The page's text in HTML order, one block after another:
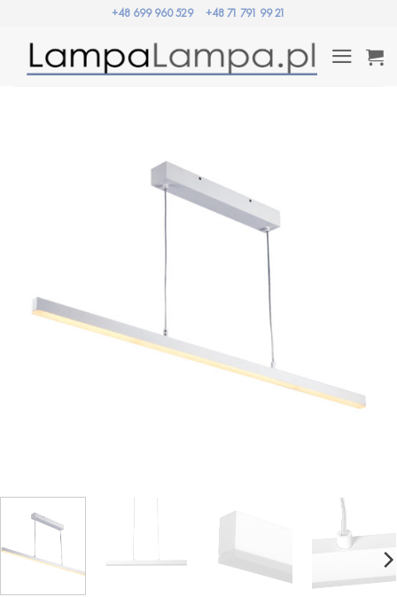
zawartości
+48 699 960 529 +48 71 791 99 21